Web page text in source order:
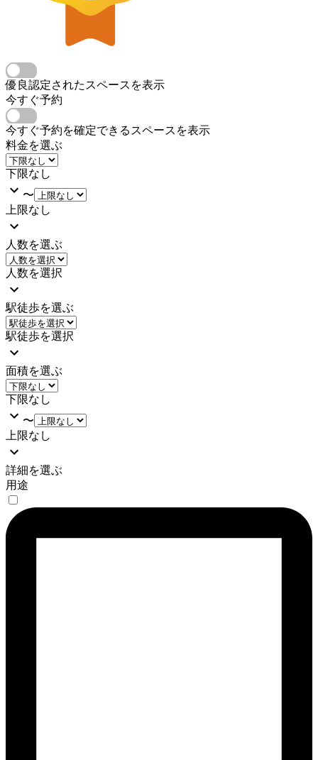
優良認定されたスペースを表示
今すぐ予約
今すぐ予約を確定できるスペースを表示
料金を選ぶ
下限なし
〜
上限なし
人数を選ぶ
人数を選択
駅徒歩を選ぶ
駅徒歩を選択
面積を選ぶ
下限なし
〜
上限なし
詳細を選ぶ
用途